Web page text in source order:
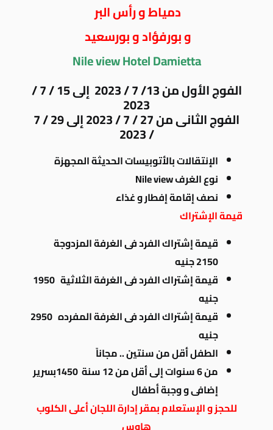
دمياط و رأس البر
و بورفؤاد و بورسعيد
Nile view Hotel Damietta
الفوج الأول من 13/ 7 / 2023 إلى 15 / 7 /
2023
الفوج الثانى من 27 / 7 / 2023 إلى 29 / 7
/ 2023
الإنتقالات بالأتوبيسات الحديثة المجهزة
نوع الغرف Nile view
نصف إقامة إفطار و غذاء
قيمة الإشتراك
قيمة إشتراك الفرد فى الغرفة المزدوجة
2150 جنيه
قيمة إشتراك الفرد فى الغرفة الثلاثية 1950
جنيه
قيمة إشتراك الفرد فى الغرفة المفرده 2950
جنيه
الطفل أقل من سنتين .. مجاناً
من 6 سنوات إلى أقل من 12 سنة 1450بسرير
إضافى و وجبة أطفال
للحجز و الإستعلام بمقر إدارة اللجان أعلى الكلوب
هاوس